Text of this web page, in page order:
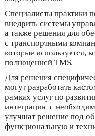
Специалисты практики
внедрить системы
а также решения для
с транспортными
которые используется,
полноценной ТМS.
Для решения
могут разработать
рамках услуг по
интеграцию с
улучшат решение под
функциональную и